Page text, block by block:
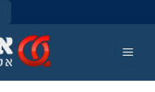
to
content